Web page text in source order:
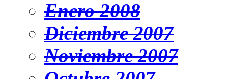
Enero 2008
Diciembre 2007
Noviembre 2007